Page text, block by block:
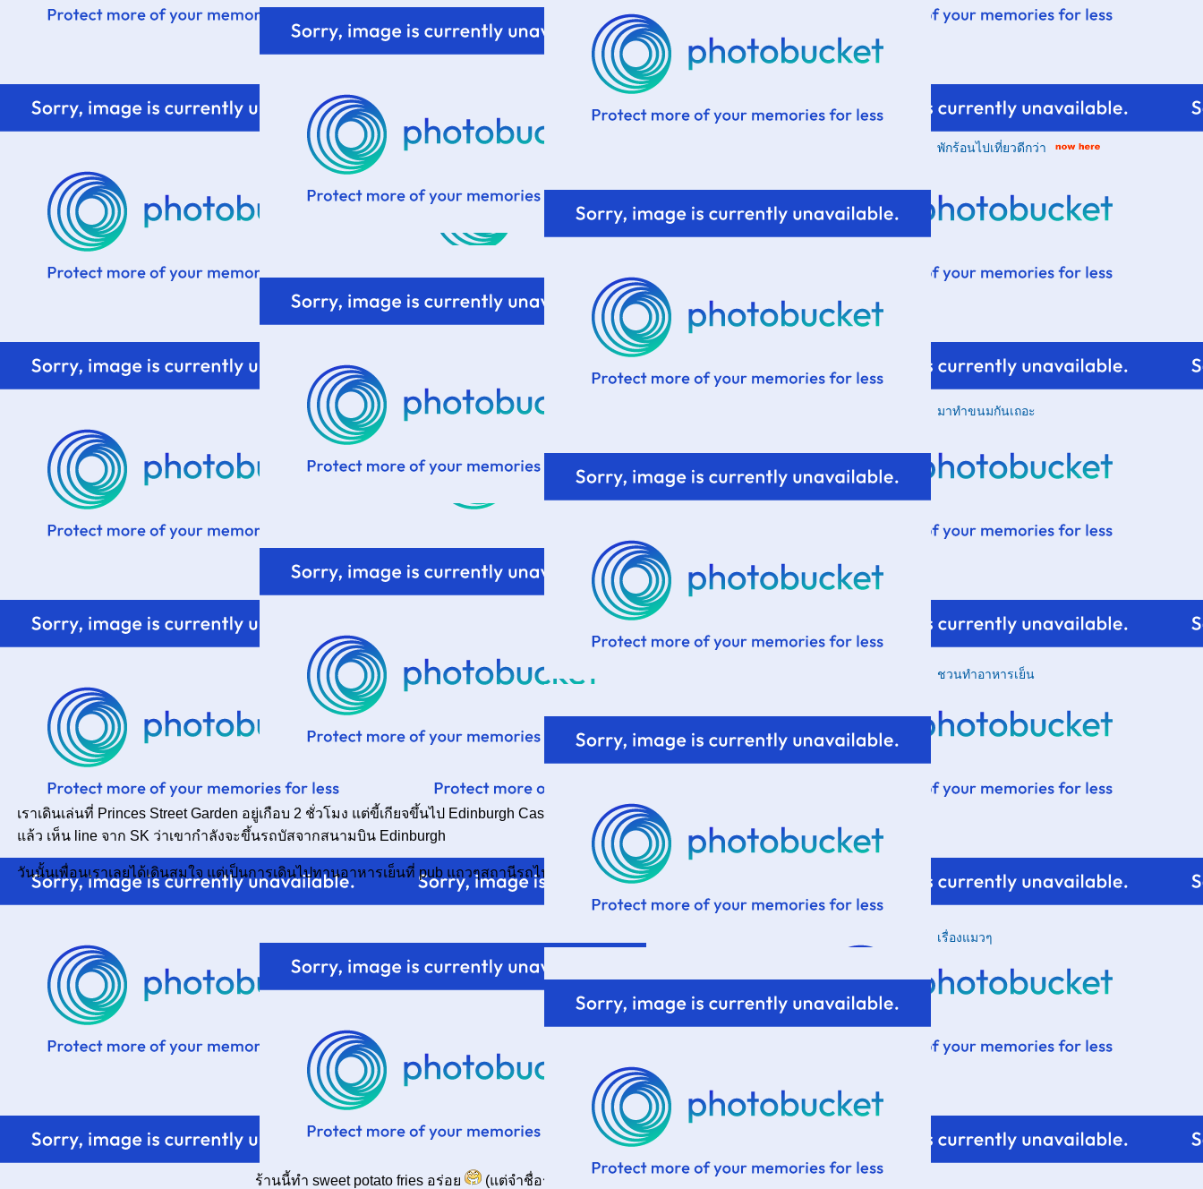
เราเดินเล่นที่ Princes Street Garden อยู่เกือบ 2 ชั่วโมง แต่ขี้เกียจขึ้นไป Edinburgh Castle กลับมานอนแปะที่ B&B วูบไปอีกทีตื่นมาก็ 6 โมงเย็น
ล้ว เห็น line จาก SK ว่าเขากำลังจะขึ้นรถบัสจากสนามบิน Edinburgh
วันนั้นเพื่อนเราเลยได้เดินสมใจ แต่เป็นการเดินไปทานอาหารเย็นที่ pub แถวๆสถานีรถไฟ Haymarket แทน ถือว่าผิดแผนไปนิดเดียว ฮ่าฮ่า
ร้านนี้ทำ sweet potato fries อร่อ (แต่จำชื่อร้านไม่ได้แล้วค่ะ)
พักร้อนไปเที่ยวดีกว่า
มาทำขนมกันเถอะ
ชวนทำอาหารเย็น
เรื่องแมวๆ